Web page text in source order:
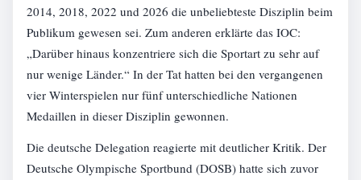
2014, 2018, 2022 und 2026 die unbeliebteste Disziplin beim
Publikum gewesen sei. Zum anderen erklärte das IOC:
„Darüber hinaus konzentriere sich die Sportart zu sehr auf
nur wenige Länder.“ In der Tat hatten bei den vergangenen
vier Winterspielen nur fünf unterschiedliche Nationen
Medaillen in dieser Disziplin gewonnen.
Die deutsche Delegation reagierte mit deutlicher Kritik. Der
Deutsche Olympische Sportbund (DOSB) hatte sich zuvor